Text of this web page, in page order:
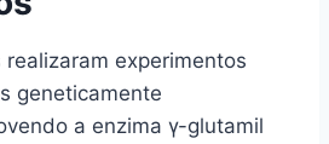
experimentos
geneticamente
a enzima γ-glutamil